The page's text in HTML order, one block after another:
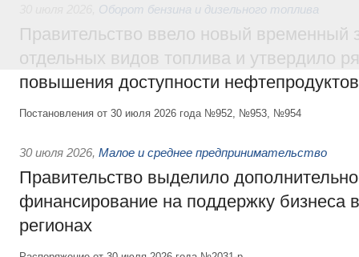
Оборот бензина и дизельного топлива
Правительство ввело новый временный
отдельных видов топлива и утвердило
повышения доступности нефтепродуктов
Постановления от 30 июля 2026 года №952, №953, №954
30 июля 2026, Малое и среднее предпринимательство
Правительство выделило
финансирование на поддержку бизнеса
регионах